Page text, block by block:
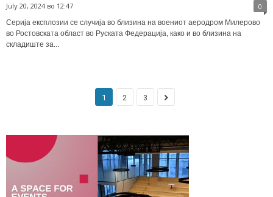
July 20, 2024 во 12:47 0
Серија експлозии се случија во близина на воениот аеродром Милерово
во Ростовската област во Руската Федерација, како и во близина на
складиште за...
1 2 3